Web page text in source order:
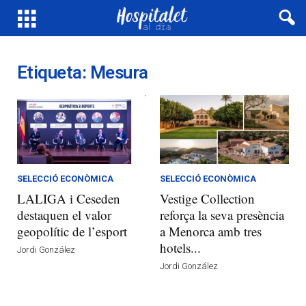
Etiqueta: Mesura
SELECCIÓ ECONÒMICA
LALIGA i Ceseden
destaquen el valor
geopolític de l’esport
Jordi González
SELECCIÓ ECONÒMICA
Vestige Collection
reforça la seva presència
a Menorca amb tres
hotels...
Jordi González